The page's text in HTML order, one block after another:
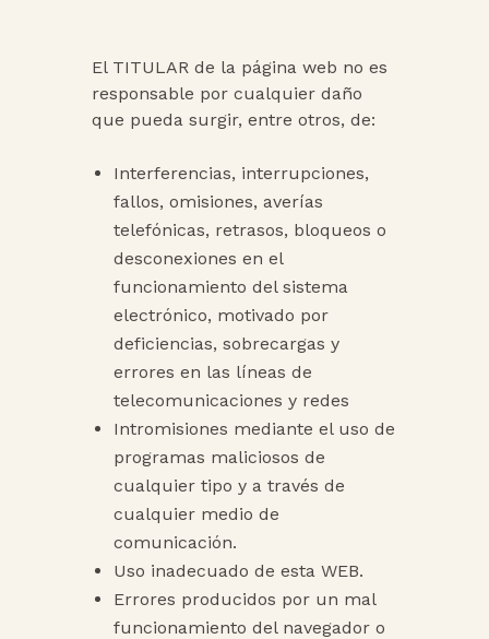
El TITULAR de la página web no es
responsable por cualquier daño
que pueda surgir, entre otros, de:
Interferencias, interrupciones,
fallos, omisiones, averías
telefónicas, retrasos, bloqueos o
desconexiones en el
funcionamiento del sistema
electrónico, motivado por
deficiencias, sobrecargas y
errores en las líneas de
telecomunicaciones y redes
Intromisiones mediante el uso de
programas maliciosos de
cualquier tipo y a través de
cualquier medio de
comunicación.
Uso inadecuado de esta WEB.
Errores producidos por un mal
funcionamiento del navegador o